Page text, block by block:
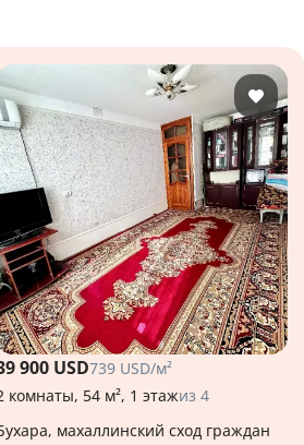
900 USD739 USD/м²
комнаты, 54 м², 1 этажиз 4
граждан